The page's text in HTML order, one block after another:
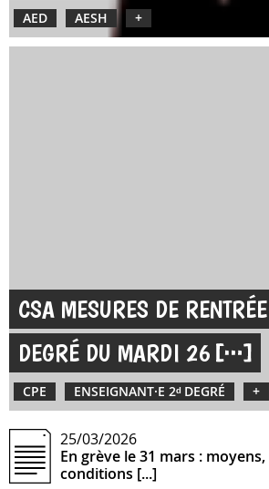
AED AESH +
CSA MESURES DE
DEGRÉ DU MARDI 26
CPE ENSEIGNANT·E 2ᵈ DEGRÉ +
25/03/2026
En grève le 31 mars :
conditions [...]